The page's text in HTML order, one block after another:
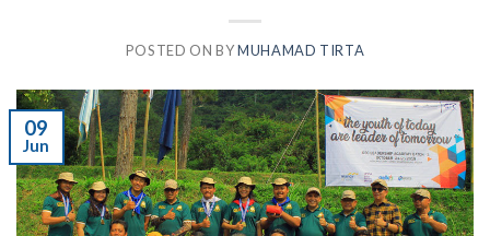
POSTED ONBYMUHAMAD TIRTA
09
Jun